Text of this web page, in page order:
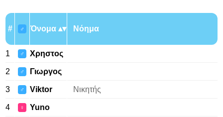
# ♂ Όνομα Νόημα
1 ♂ Χρηστος
2 ♂ Γιωργος
3 ♂ Viktor Νικητής
4 ♀ Yuno